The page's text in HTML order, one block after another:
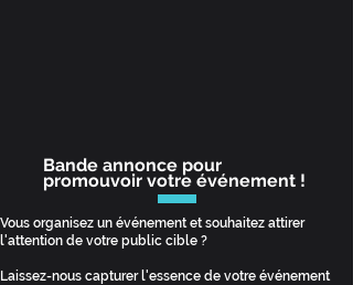
Bande annonce pour
promouvoir votre événement !
Vous organisez un événement et souhaitez attirer
l'attention de votre public cible ?
Laissez-nous capturer l'essence de votre événement